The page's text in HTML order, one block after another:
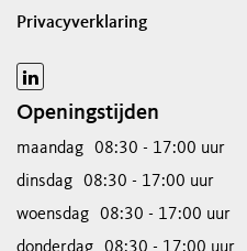
Privacyverklaring
Openingstijden
maandag
08:30 - 17:00 uur
dinsdag
08:30 - 17:00 uur
woensdag
08:30 - 17:00 uur